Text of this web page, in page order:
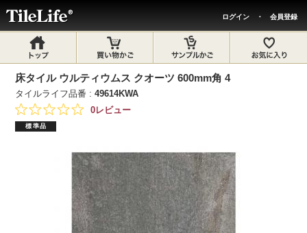
ログイン ・ 会員登録
床タイル ウルティウムス クオーツ 600mm角 4
タイルライフ品番 :49614KWA
0レビュー
標準品